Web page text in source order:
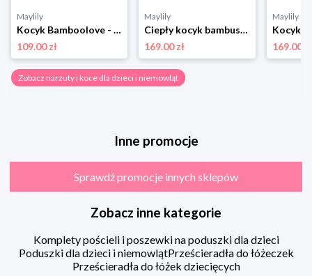
Maylily
Kocyk Bamboolove - srebrny - OUTLET
109.00 zł
Maylily
Ciepły kocyk bambusowy - Jaskółki - srebrny
169.00 zł
Maylily
169.00 zł
Zobacz narzuty i koce dla dzieci i niemowląt
Inne promocje
Sprawdź promocje innych sklepów
Zobacz inne kategorie
Komplety pościeli i poszewki na poduszki dla dzieci
Poduszki dla dzieci i niemowlątPrześcieradła do łóżeczek
Prześcieradła do łóżek dziecięcych